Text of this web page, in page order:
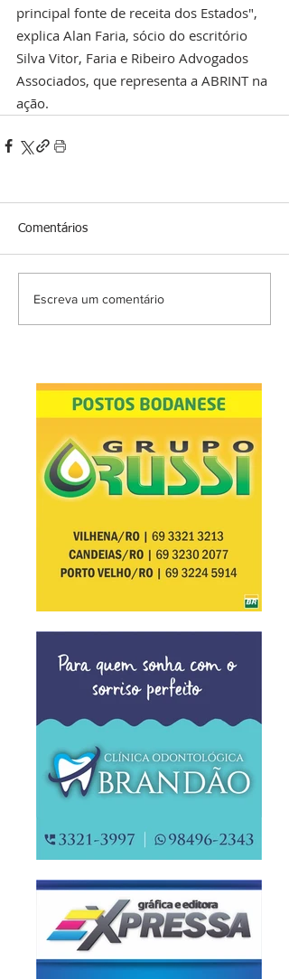
principal fonte de receita dos Estados",
explica Alan Faria, sócio do escritório
Silva Vitor, Faria e Ribeiro Advogados
Associados, que representa a ABRINT na
ação.
Comentários
Escreva um comentário